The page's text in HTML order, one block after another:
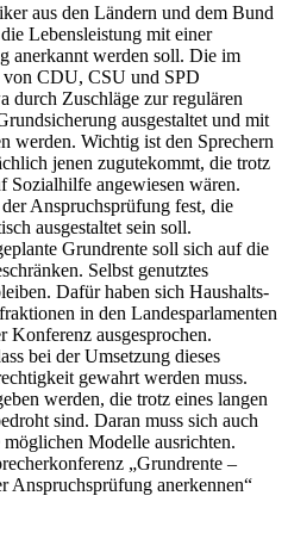
aus den Ländern und dem Bund
Lebensleistung mit einer
anerkannt werden soll. Die im
CDU, CSU und SPD
durch Zuschläge zur regulären
ausgestaltet und mit
werden. Wichtig ist den Sprechern
jenen zugutekommt, die trotz
Sozialhilfe angewiesen wären.
Anspruchsprüfung fest, die
ausgestaltet sein soll.
Grundrente soll sich auf die
Selbst genutztes
Dafür haben sich Haushalts-
in den Landesparlamenten
Konferenz ausgesprochen.
bei der Umsetzung dieses
gewahrt werden muss.
werden, die trotz eines langen
sind. Daran muss sich auch
Modelle ausrichten.
„Grundrente –
Anspruchsprüfung anerkennen“